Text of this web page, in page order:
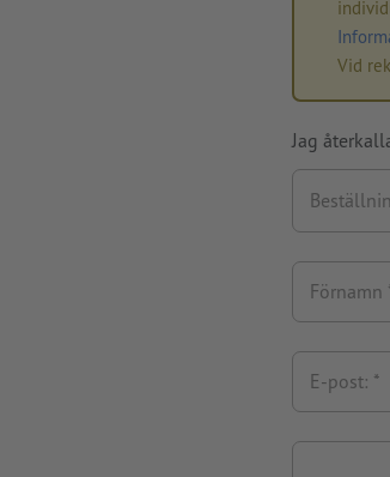
Vid
Jag
Förnamn
E-post: